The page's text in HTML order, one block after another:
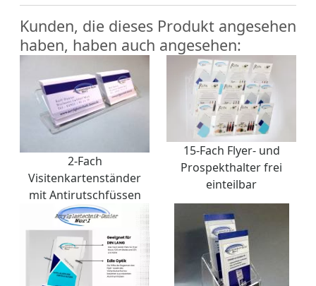
Kunden, die dieses Produkt angesehen
haben, haben auch angesehen:
2-Fach
Visitenkartenständer
mit Antirutschfüssen
15-Fach Flyer- und
Prospekthalter frei
einteilbar